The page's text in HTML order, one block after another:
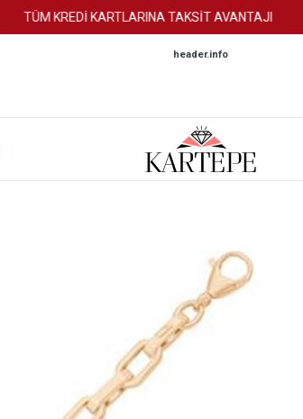
TÜM KREDİ KARTLARINA TAKSİT AVANTAJI
header.info